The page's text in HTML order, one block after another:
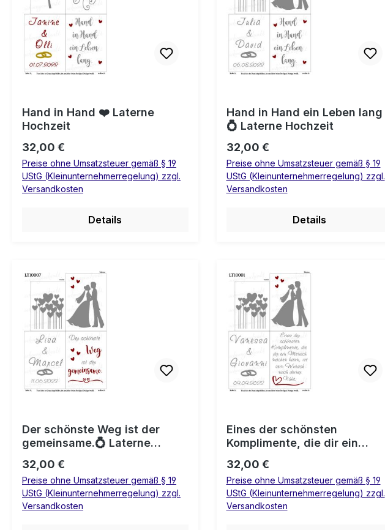
Hand in Hand ❤️ Laterne
Hochzeit
Regulärer Preis:
32,00 €
Preise ohne Umsatzsteuer gemäß § 19
UStG (Kleinunternehmerregelung) zzgl.
Versandkosten
Details
Hand in Hand ein Leben lang
💍 Laterne Hochzeit
Regulärer Preis:
32,00 €
Preise ohne Umsatzsteuer gemäß § 19
UStG (Kleinunternehmerregelung) zzgl.
Versandkosten
Details
Der schönste Weg ist der
gemeinsame.💍 Laterne
Regulärer Preis:
32,00 €
Preise ohne Umsatzsteuer gemäß § 19
UStG (Kleinunternehmerregelung) zzgl.
Versandkosten
Eines der schönsten
Komplimente, die dir ein
Wunsch nach deiner Nähe. 💍
Laterne Hochzeit
Regulärer Preis:
32,00 €
Preise ohne Umsatzsteuer gemäß § 19
UStG (Kleinunternehmerregelung) zzgl.
Versandkosten